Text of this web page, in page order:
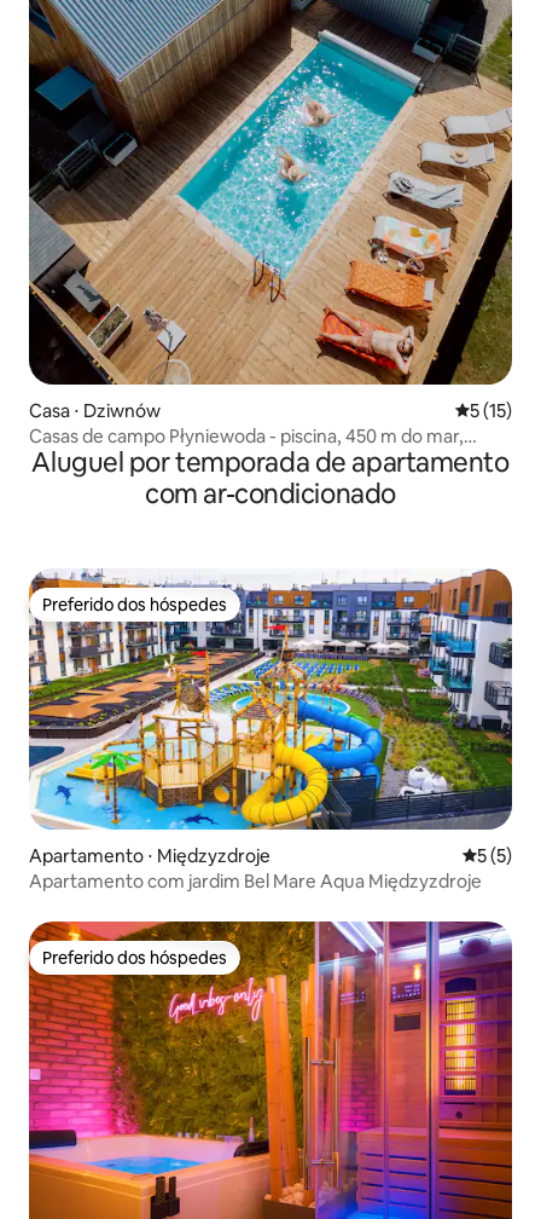
Casa ⋅ Dziwnów 5 de uma
5 (15)
Casas de campo Płyniewoda - piscina, 450 m do mar,
lareira
Aluguel por temporada de apartamento
com ar-condicionado
Preferido dos hóspedes
Preferido dos hóspedes
Apartamento ⋅ Międzyzdroje 5 de
5 (5)
Apartamento com jardim Bel Mare Aqua Międzyzdroje
Preferido dos hóspedes
Preferido dos hóspedes